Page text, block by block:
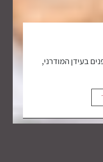
בעידן המודרני,